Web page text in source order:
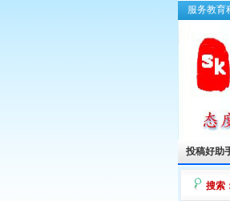
服务教育
投稿好助
搜索